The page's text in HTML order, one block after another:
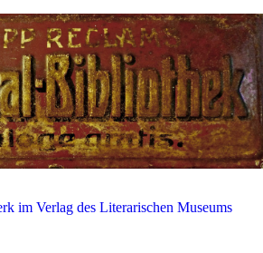
im Verlag des Literarischen Museums